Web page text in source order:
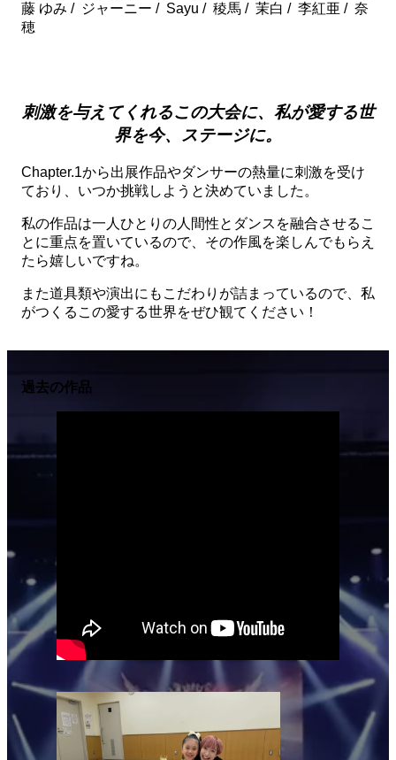
藤 ゆみ / ジャーニー / Sayu / 稜馬 / 茉白 / 李紅亜 / 奈
穂
刺激を与えてくれるこの大会に、私が愛する世
界を今、ステージに。
Chapter.1から出展作品やダンサーの熱量に刺激を受け
ており、いつか挑戦しようと決めていました。
私の作品は一人ひとりの人間性とダンスを融合させるこ
とに重点を置いているので、その作風を楽しんでもらえ
たら嬉しいですね。
また道具類や演出にもこだわりが詰まっているので、私
がつくるこの愛する世界をぜひ観てください！
過去の作品